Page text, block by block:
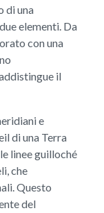
di una
elementi. Da
con una
il
e
di una Terra
linee guilloché
che
Questo
del